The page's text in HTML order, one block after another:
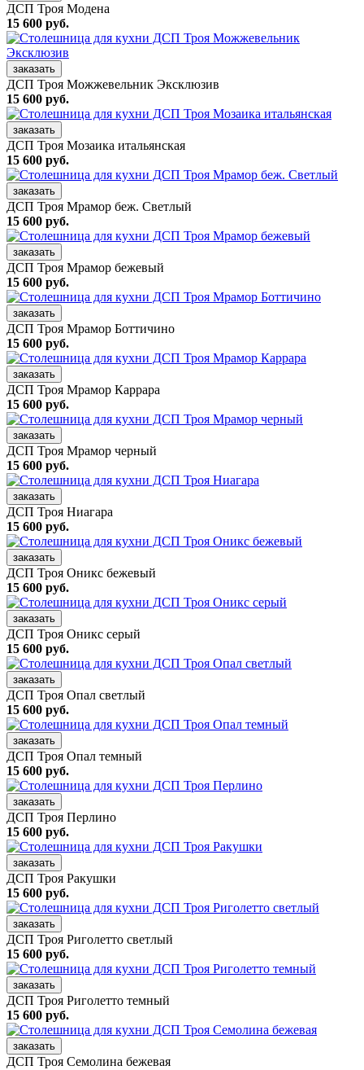
ДСП Троя Модена
15 600 руб.
заказать
ДСП Троя Можжевельник Эксклюзив
15 600 руб.
заказать
ДСП Троя Мозаика итальянская
15 600 руб.
заказать
ДСП Троя Мрамор беж. Светлый
15 600 руб.
заказать
ДСП Троя Мрамор бежевый
15 600 руб.
заказать
ДСП Троя Мрамор Боттичино
15 600 руб.
заказать
ДСП Троя Мрамор Каррара
15 600 руб.
заказать
ДСП Троя Мрамор черный
15 600 руб.
заказать
ДСП Троя Ниагара
15 600 руб.
заказать
ДСП Троя Оникс бежевый
15 600 руб.
заказать
ДСП Троя Оникс серый
15 600 руб.
заказать
ДСП Троя Опал светлый
15 600 руб.
заказать
ДСП Троя Опал темный
15 600 руб.
заказать
ДСП Троя Перлино
15 600 руб.
заказать
ДСП Троя Ракушки
15 600 руб.
заказать
ДСП Троя Риголетто светлый
15 600 руб.
заказать
ДСП Троя Риголетто темный
15 600 руб.
заказать
ДСП Троя Семолина бежевая